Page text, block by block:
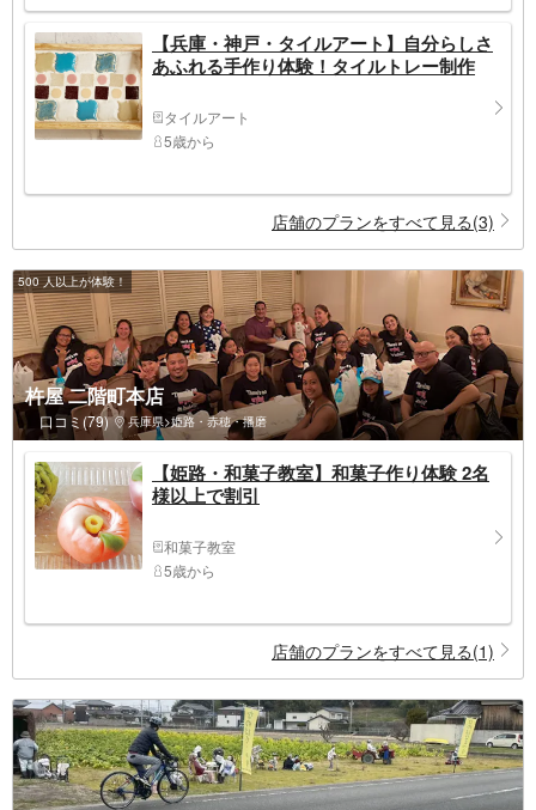
【兵庫・神戸・タイルアート】自分らしさ
あふれる手作り体験！タイルトレー制作
タイルアート
5歳から
店舗のプランをすべて見る(3)
500 人以上が体験！
杵屋 二階町本店
口コミ(79) 兵庫県>姫路・赤穂・播磨
【姫路・和菓子教室】和菓子作り体験 2名
様以上で割引
和菓子教室
5歳から
店舗のプランをすべて見る(1)